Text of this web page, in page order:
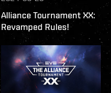
Alliance Tournament XX:
Revamped Rules!